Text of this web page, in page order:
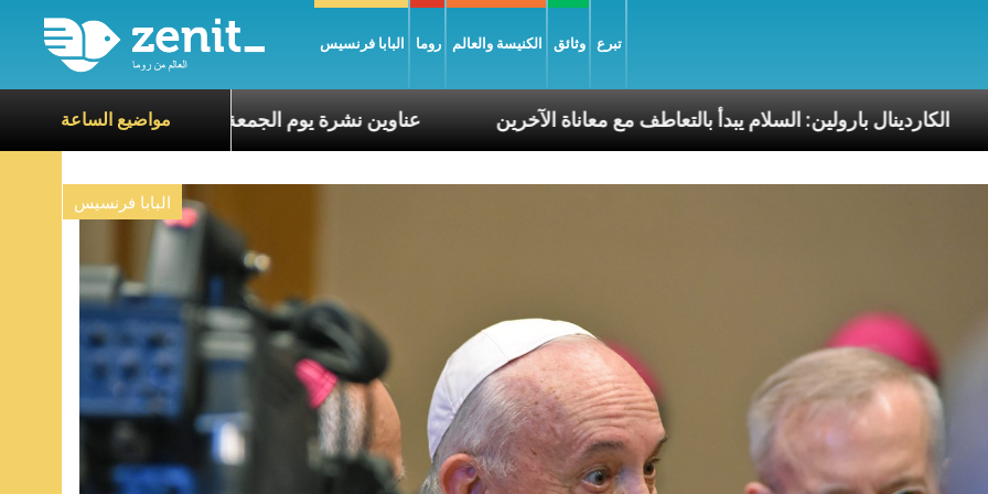
البابا فرنسيس روما الكنيسة والعالم وثائق تبرع
مواضيع الساعة
عناوين نشرة يوم الجمعة 7 آب 2026: السلام يُبنى بصبر يومًا بعد يوم الكاردينال بارولين: السلام يبدأ بالتعاطف مع معاناة الآخرين الرسوليّة
البابا فرنسيس